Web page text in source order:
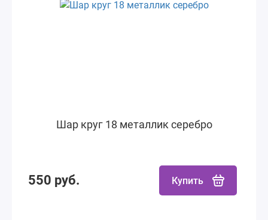
Шар круг 18 металлик серебро
550 руб. Купить